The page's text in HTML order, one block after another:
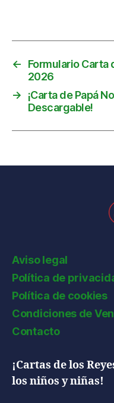
←
Formulario Carta
2026
→
¡Carta de Papá
Descargable!
Aviso legal
Política de
Política de cookies
Condiciones de
Contacto
¡Cartas de los
los niños y niñas!